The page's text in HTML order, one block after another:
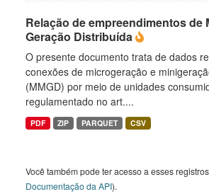
Relação de empreendimentos de
Geração Distribuída
O presente documento trata de dados
conexões de microgeração e
(MMGD) por meio de unidades
regulamentado no art....
PDF ZIP PARQUET CSV
Você também pode ter acesso a esses
Documentação da API).